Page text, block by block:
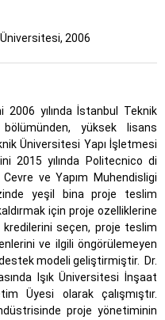
2006
2006 yılında İstanbul Teknik
yüksek lisans
Üniversitesi Yapı İşletmesi
2015 yılında Politecnico di
ve Yapım Muhendisligi
yeşil bina proje teslim
için proje ozelliklerine
seçen, proje teslim
ve ilgili öngörülemeyen
modeli geliştirmiştir.
Dr.
Işık Üniversitesi İnşaat
Üyesi olarak çalışmıştır.
proje yönetiminin